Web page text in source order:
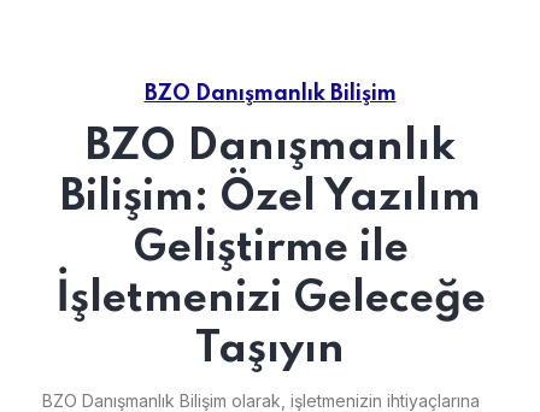
BZO Danışmanlık Bilişim
BZO Danışmanlık
Bilişim: Özel Yazılım
Geliştirme ile
İşletmenizi Geleceğe
Taşıyın
BZO Danışmanlık Bilişim olarak, işletmenizin ihtiyaçlarına